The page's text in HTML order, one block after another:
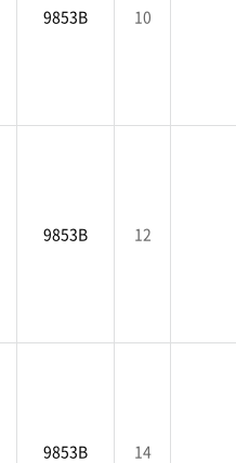
9853B 10
9853B 12
9853B 14